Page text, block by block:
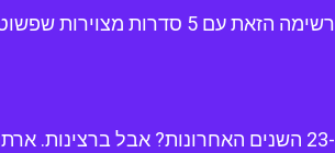
כדאי לכם לצפות בהן.
"- איפה הייתם ב-23 השנים האחרונות? אבל